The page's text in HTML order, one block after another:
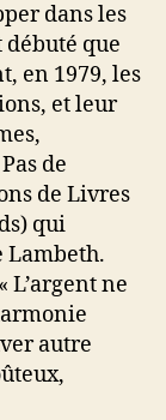
dans les
débuté que
en 1979, les
et leur
de
de Livres
qui
Lambeth.
L’argent ne
autre